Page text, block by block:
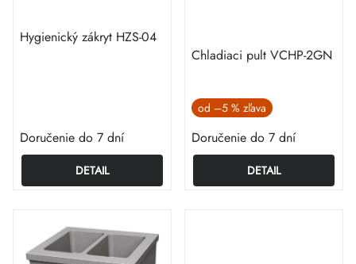
Hygienický zákryt HZS-04
Doručenie do 7 dní
DETAIL
Chladiaci pult VCHP-2GN
od –5 %
Doručenie do 7 dní
DETAIL